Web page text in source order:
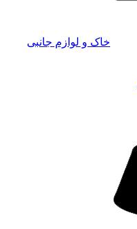
خاک و لوازم جانبی